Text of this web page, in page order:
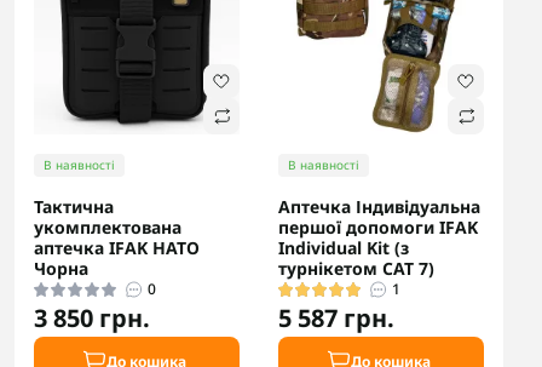
В наявності
Тактична
укомплектована
аптечка IFAK НАТО
Чорна
0
3 850 грн.
До кошика
В наявності
Аптечка Індивідуальна
першої допомоги IFAK
Individual Kit (з
турнікетом CAT 7)
1
5 587 грн.
До кошика